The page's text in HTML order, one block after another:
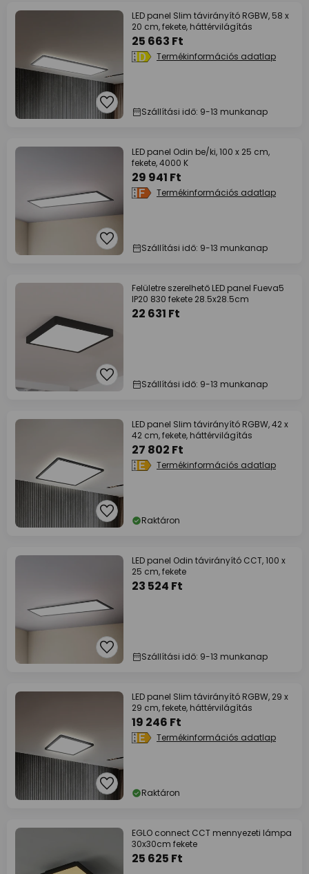
LED panel Slim távirányító RGBW, 58 x
20 cm, fekete, háttérvilágítás
25 663 Ft
Termékinformációs adatlap
Szállítási idő: 9-13 munkanap
LED panel Odin be/ki, 100 x 25 cm,
fekete, 4000 K
29 941 Ft
Termékinformációs adatlap
Szállítási idő: 9-13 munkanap
Felületre szerelhető LED panel Fueva5
IP20 830 fekete 28.5x28.5cm
22 631 Ft
Szállítási idő: 9-13 munkanap
LED panel Slim távirányító RGBW, 42 x
42 cm, fekete, háttérvilágítás
27 802 Ft
Termékinformációs adatlap
Raktáron
LED panel Odin távirányító CCT, 100 x
25 cm, fekete
23 524 Ft
Szállítási idő: 9-13 munkanap
LED panel Slim távirányító RGBW, 29 x
29 cm, fekete, háttérvilágítás
19 246 Ft
Termékinformációs adatlap
Raktáron
EGLO connect CCT mennyezeti lámpa
30x30cm fekete
25 625 Ft